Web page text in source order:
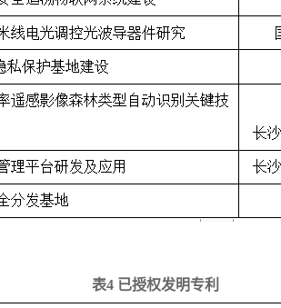
表4 已授权发明专利